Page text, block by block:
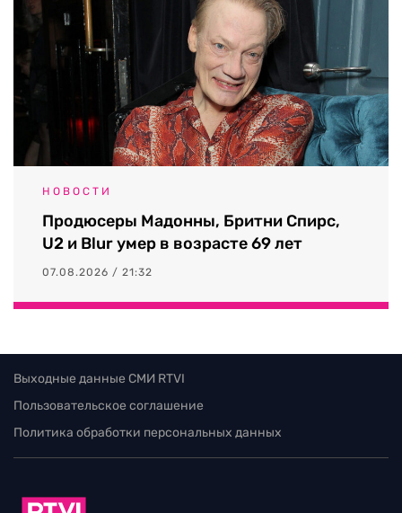
НОВОСТИ
Продюсеры Мадонны, Бритни Спирс,
U2 и Blur умер в возрасте 69 лет
07.08.2026 / 21:32
Выходные данные СМИ RTVI
Пользовательское соглашение
Политика обработки персональных данных